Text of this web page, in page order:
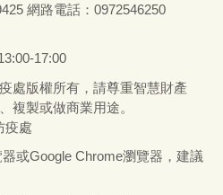
網路電話：0972546250
17:00
處版權所有，請尊重智慧財產
複製或做商業用途。
疫處
或Google Chrome瀏覽器，建議